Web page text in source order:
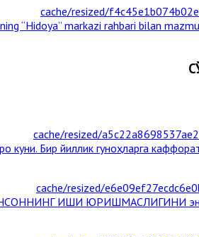
“Hidoya” markazi rahbari bilan
куни. Бир йиллик гуноҳларга
ИШИ ЮРИШМАСЛИГИНИ энг